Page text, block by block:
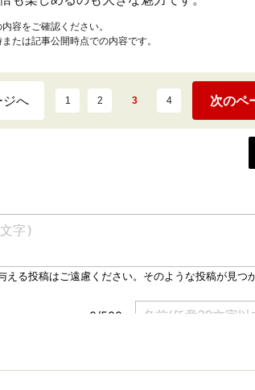
容をご確認ください。
たは記事公開時点での内容です。
ジへ 1 2 3 4 次のペ